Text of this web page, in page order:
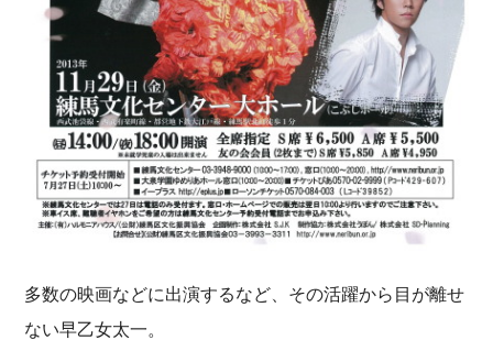
多数の映画などに出演するなど、その活躍から目が離せ
ない早乙女太一。